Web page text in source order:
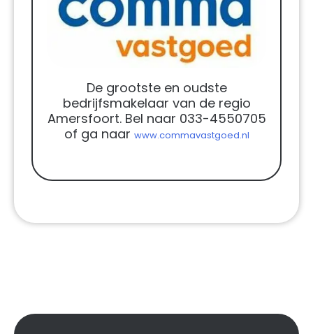
De grootste en oudste
bedrijfsmakelaar van de regio
Amersfoort. Bel naar 033-4550705
of ga naar www.commavastgoed.nl